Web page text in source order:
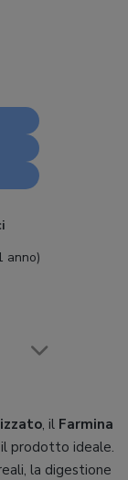
anno)
, il Farmina
prodotto ideale.
la digestione